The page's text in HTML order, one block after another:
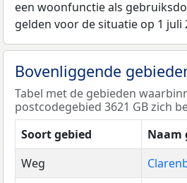
een woonfunctie als
gelden voor de situatie op 1 juli
Bovenliggende
Tabel met de gebieden
postcodegebied 3621 GB zich
Soort gebied
Naam
Weg